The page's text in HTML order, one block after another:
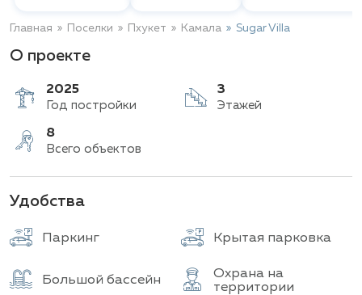
Главная Поселки Пхукет Камала Sugar Villa
О проекте
2025
Год постройки Этажей
8
Удобства
Паркинг Крытая парковка
Большой бассейн
Охрана на
территории